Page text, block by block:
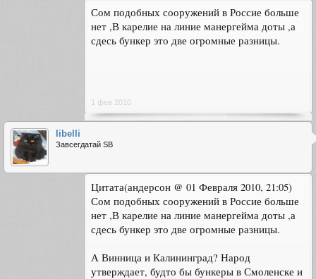
Сом подобных сооружений в Россие больше
нет ,В карелие на линие манергейма доты ,а
сдесь бункер это две огромные разницы.
1 фев 2010
libelli
Завсегдатай SB
Цитата(андерсон @ 01 Февраля 2010, 21:05)
Сом подобных сооружений в Россие больше
нет ,В карелие на линие манергейма доты ,а
сдесь бункер это две огромные разницы.
А Винница и Калининград? Народ
утверждает, будто бы бункеры в Смоленске и